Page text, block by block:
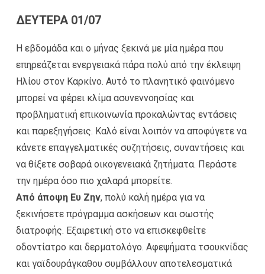
ΔΕΥΤΕΡΑ 01/07
Η εβδομάδα και ο μήνας ξεκινά με μία ημέρα που
επηρεάζεται ενεργειακά πάρα πολύ από την έκλειψη
Ηλίου στον Καρκίνο. Αυτό το πλανητικό φαινόμενο
μπορεί να φέρει κλίμα ασυνεννοησίας και
προβληματική επικοινωνία προκαλώντας εντάσεις
και παρεξηγήσεις. Καλό είναι λοιπόν να αποφύγετε να
κάνετε επαγγελματικές συζητήσεις, συναντήσεις και
να θίξετε σοβαρά οικογενειακά ζητήματα. Περάστε
την ημέρα όσο πιο χαλαρά μπορείτε.
Από άποψη Ευ Ζην, πολύ καλή ημέρα για να
ξεκινήσετε πρόγραμμα ασκήσεων και σωστής
διατροφής. Εξαιρετική στο να επισκεφθείτε
οδοντίατρο και δερματολόγο. Αφεψήματα τσουκνίδας
και γαϊδουράγκαθου συμβάλλουν αποτελεσματικά